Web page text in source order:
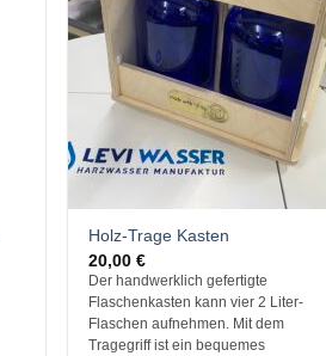
Holz-Trage Kasten
20,00€
Der handwerklich gefertigte
Flaschenkasten kann vier 2 Liter-
Flaschen aufnehmen. Mit dem
Tragegriff ist ein bequemes